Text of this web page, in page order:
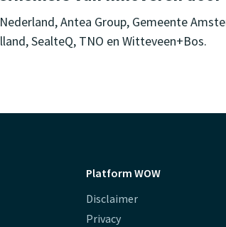
Antea Group, Gemeente
SealteQ, TNO en Witteveen+Bos.
Platform WOW
Disclaimer
Privacy